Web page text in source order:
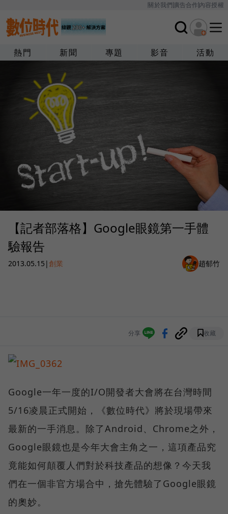
關於我們廣告合作內容授權
熱門 新聞 專題 影音 活動
【記者部落格】Google眼鏡第一手體
驗報告
2013.05.15 |創業 趙郁竹
分享 收藏
Google一年一度的I/O開發者大會將在台灣時間
5/16凌晨正式開始，《數位時代》將於現場帶來
最新的一手消息。除了Android、Chrome之外，
Google眼鏡也是今年大會主角之一，這項產品究
竟能如何顛覆人們對於科技產品的想像？今天我
們在一個非官方場合中，搶先體驗了Google眼鏡
的奧妙。